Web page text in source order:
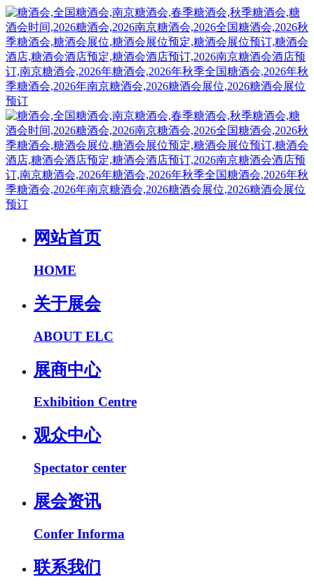
网站首页
HOME
关于展会
ABOUT ELC
展商中心
Exhibition Centre
观众中心
Spectator center
展会资讯
Confer Informa
联系我们